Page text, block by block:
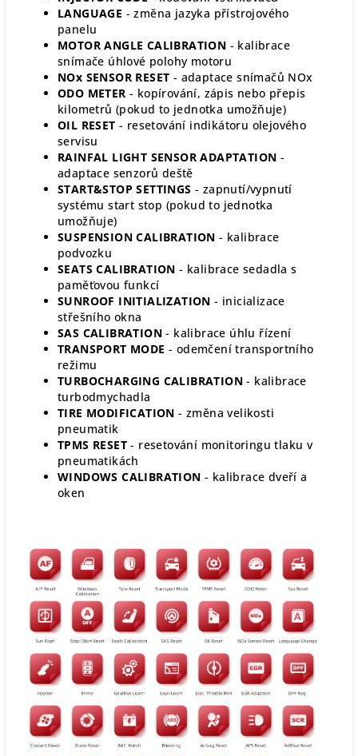
LANGUAGE - změna jazyka přístrojového
panelu
MOTOR ANGLE CALIBRATION - kalibrace
snímače úhlové polohy motoru
NOx SENSOR RESET - adaptace snímačů NOx
ODO METER - kopírování, zápis nebo přepis
kilometrů (pokud to jednotka umožňuje)
OIL RESET - resetování indikátoru olejového
servisu
RAINFAL LIGHT SENSOR ADAPTATION -
adaptace senzorů deště
START&STOP SETTINGS - zapnutí/vypnutí
systému start stop (pokud to jednotka
umožňuje)
SUSPENSION CALIBRATION - kalibrace
podvozku
SEATS CALIBRATION - kalibrace sedadla s
paměťovou funkcí
SUNROOF INITIALIZATION - inicializace
střešního okna
SAS CALIBRATION - kalibrace úhlu řízení
TRANSPORT MODE - odemčení transportního
režimu
TURBOCHARGING CALIBRATION - kalibrace
turbodmychadla
TIRE MODIFICATION - změna velikosti
pneumatik
TPMS RESET - resetování monitoringu tlaku v
pneumatikách
WINDOWS CALIBRATION - kalibrace dveří a
oken